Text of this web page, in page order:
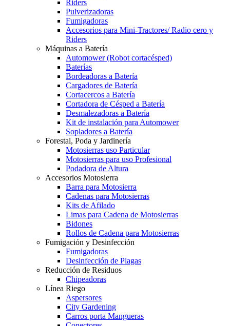
Riders
Pulverizadoras
Fumigadoras
Accesorios para Mini-Tractores/ Radio cero y
Riders
Máquinas a Batería
Automower (Robot cortacésped)
Baterías
Bordeadoras a Batería
Cargadores de Batería
Cortacercos a Batería
Cortadora de Césped a Batería
Desmalezadoras a Batería
Kit de instalación para Automower
Sopladores a Batería
Forestal, Poda y Jardinería
Motosierras uso Particular
Motosierras para uso Profesional
Podadora de Altura
Accesorios Motosierra
Barra para Motosierra
Cadenas para Motosierras
Kits de Afilado
Limas para Cadena de Motosierras
Bidones
Rollos de Cadena para Motosierras
Fumigación y Desinfección
Fumigadoras
Desinfección de Plagas
Reducción de Residuos
Chipeadoras
Línea Riego
Aspersores
City Gardening
Carros porta Mangueras